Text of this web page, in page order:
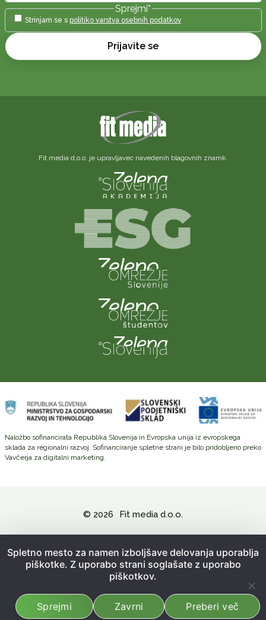
Sprejmi*
Strinjam se s politiko varstva osebnih podatkov
Prijavite se
Fit media d.o.o. je upravljavec navedenih blagovnih znamk.
Naložbo sofinancirata Republika Slovenija in Evropska unija iz evropskega
sklada za regionalni razvoj. Sofinanciranje spletne strani je bilo pridobljeno preko
Vavčerja za digitalni marketing.
© 2026 Fit media d.o.o.
Splošni pogoji poslovanja
Izdelava spletne strani: Emigma
Spletno mesto za namen izboljšave delovanja uporablja
piškotke. Z uporabo strani soglašate z uporabo
piškotkov.
Sprejmi Zavrni Preberi več